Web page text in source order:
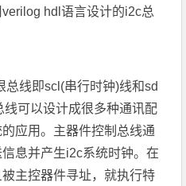
hdl语言设计的i2c总
线即scl(串行时钟)线和sd
可以设计成很多种通讯配
应用。主器件控制总线通
息并产生i2c系统时钟。在
主控器件寻址，就执行特